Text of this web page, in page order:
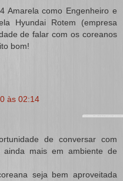
Amarela como Engenheiro e
Hyundai Rotem (empresa
de falar com os coreanos
bom!
às 02:14
de conversar com
mais em ambiente de
seja bem aproveitada